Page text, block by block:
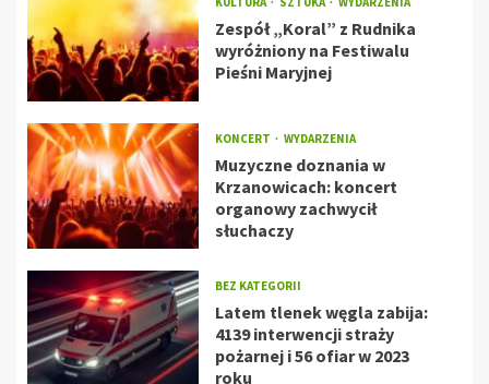
Zespół „Koral” z Rudnika
wyróżniony na Festiwalu
Pieśni Maryjnej
KONCERT WYDARZENIA
Muzyczne doznania w
Krzanowicach: koncert
organowy zachwycił
słuchaczy
BEZ KATEGORII
Latem tlenek węgla zabija:
4139 interwencji straży
pożarnej i 56 ofiar w 2023
roku